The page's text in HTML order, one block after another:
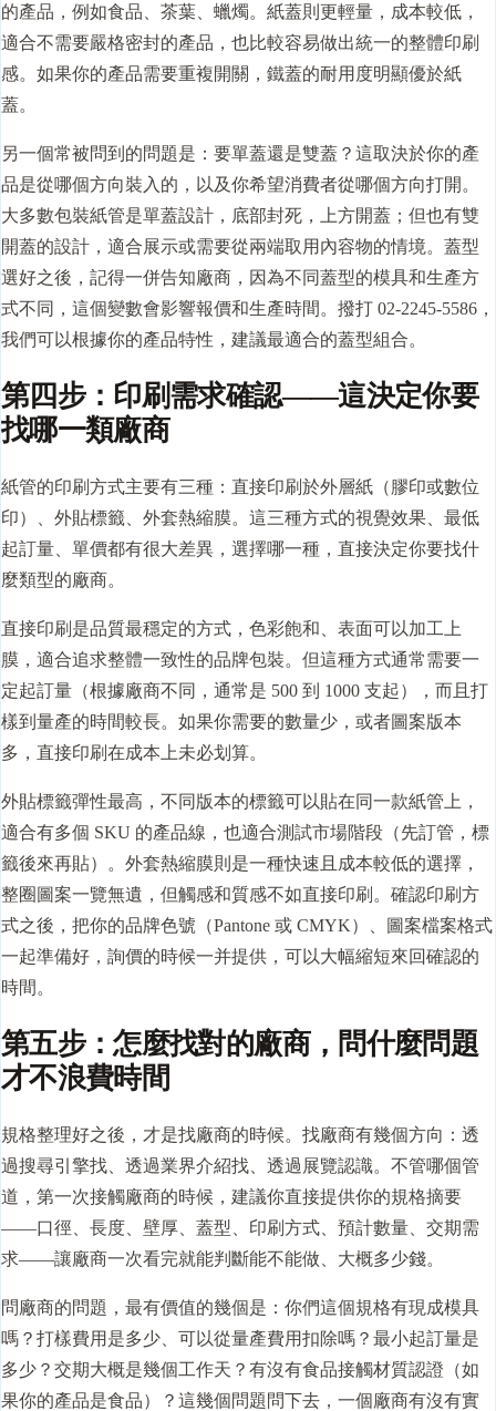
的產品，例如食品、茶葉、蠟燭。紙蓋則更輕量，成本較低，
適合不需要嚴格密封的產品，也比較容易做出統一的整體印刷
感。如果你的產品需要重複開關，鐵蓋的耐用度明顯優於紙
蓋。
另一個常被問到的問題是：要單蓋還是雙蓋？這取決於你的產
品是從哪個方向裝入的，以及你希望消費者從哪個方向打開。
大多數包裝紙管是單蓋設計，底部封死，上方開蓋；但也有雙
開蓋的設計，適合展示或需要從兩端取用內容物的情境。蓋型
選好之後，記得一併告知廠商，因為不同蓋型的模具和生產方
式不同，這個變數會影響報價和生產時間。撥打 02-2245-5586，
我們可以根據你的產品特性，建議最適合的蓋型組合。
第四步：印刷需求確認——這決定你要
找哪一類廠商
紙管的印刷方式主要有三種：直接印刷於外層紙（膠印或數位
印）、外貼標籤、外套熱縮膜。這三種方式的視覺效果、最低
起訂量、單價都有很大差異，選擇哪一種，直接決定你要找什
麼類型的廠商。
直接印刷是品質最穩定的方式，色彩飽和、表面可以加工上
膜，適合追求整體一致性的品牌包裝。但這種方式通常需要一
定起訂量（根據廠商不同，通常是 500 到 1000 支起），而且打
樣到量產的時間較長。如果你需要的數量少，或者圖案版本
多，直接印刷在成本上未必划算。
外貼標籤彈性最高，不同版本的標籤可以貼在同一款紙管上，
適合有多個 SKU 的產品線，也適合測試市場階段（先訂管，標
籤後來再貼）。外套熱縮膜則是一種快速且成本較低的選擇，
整圈圖案一覽無遺，但觸感和質感不如直接印刷。確認印刷方
式之後，把你的品牌色號（Pantone 或 CMYK）、圖案檔案格式
一起準備好，詢價的時候一并提供，可以大幅縮短來回確認的
時間。
第五步：怎麼找對的廠商，問什麼問題
才不浪費時間
規格整理好之後，才是找廠商的時候。找廠商有幾個方向：透
過搜尋引擎找、透過業界介紹找、透過展覽認識。不管哪個管
道，第一次接觸廠商的時候，建議你直接提供你的規格摘要
——口徑、長度、壁厚、蓋型、印刷方式、預計數量、 交期需
求——讓廠商一次看完就能判斷能不能做、大概多少錢。
問廠商的問題，最有價值的幾個是：你們這個規格有現成模具
嗎？打樣費用是多少、可以從量產費用扣除嗎？最小起訂量是
多少？交期大概是幾個工作天？有沒有食品接觸材質認證（如
果你的產品是食品）？這幾個問題問下去，一個廠商有沒有實